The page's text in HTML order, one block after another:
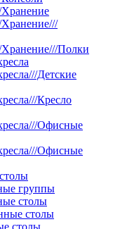
Полки
Детские
Кресло
Офисные
Офисные
группы
столы
столы
столы